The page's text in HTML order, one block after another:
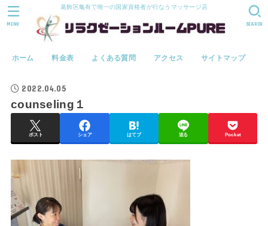
葛飾区亀有で唯一の国家資格者が行なうマッサージ店
ホーム 料金表 よくある質問 アクセス サイトマップ
SEARCH
MENU
2022.04.05
counseling１
ポスト シェア はてブ 送る Pocket